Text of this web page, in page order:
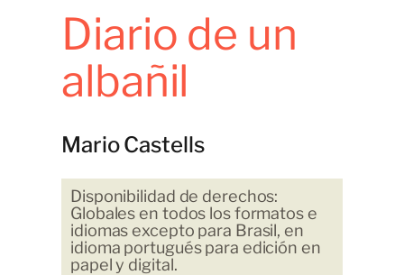
Diario de un
albañil
Mario Castells
Disponibilidad de derechos:
Globales en todos los formatos e
idiomas excepto para Brasil, en
idioma portugués para edición en
papel y digital.